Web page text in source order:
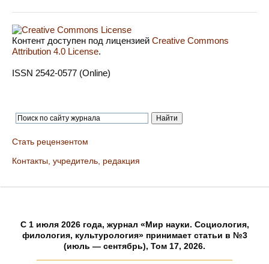
Контент доступен под лицензией Creative Commons
Attribution 4.0 License.
ISSN 2542-0577 (Online)
Стать рецензентом
Контакты, учредитель, редакция
C 1 июля 2026 года, журнал «Мир науки. Социология,
филология, культурология» принимает статьи в №3
(июль — сентябрь), Том 17, 2026.